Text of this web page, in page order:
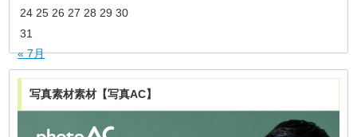
24 25 26 27 28 29 30
31
« 7月
写真素材素材【写真AC】